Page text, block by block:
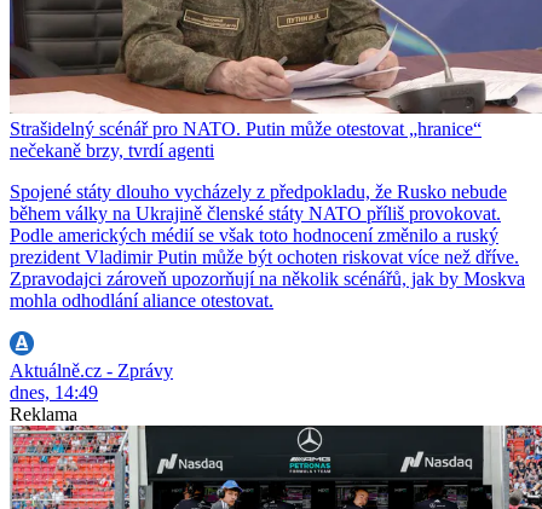
Strašidelný scénář pro NATO. Putin může otestovat „hranice“
nečekaně brzy, tvrdí agenti
Spojené státy dlouho vycházely z předpokladu, že Rusko nebude
během války na Ukrajině členské státy NATO příliš provokovat.
Podle amerických médií se však toto hodnocení změnilo a ruský
prezident Vladimir Putin může být ochoten riskovat více než dříve.
Zpravodajci zároveň upozorňují na několik scénářů, jak by Moskva
mohla odhodlání aliance otestovat.
Aktuálně.cz - Zprávy
dnes, 14:49
Reklama